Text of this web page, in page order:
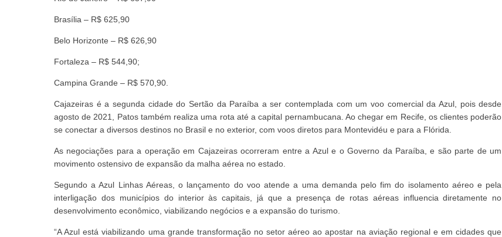
Brasília – R$ 625,90
Belo Horizonte – R$ 626,90
Fortaleza – R$ 544,90;
Campina Grande – R$ 570,90.
Cajazeiras é a segunda cidade do Sertão da Paraíba a ser contemplada com um voo comercial da Azul, pois desde
agosto de 2021, Patos também realiza uma rota até a capital pernambucana. Ao chegar em Recife, os clientes poderão
se conectar a diversos destinos no Brasil e no exterior, com voos diretos para Montevidéu e para a Flórida.
As negociações para a operação em Cajazeiras ocorreram entre a Azul e o Governo da Paraíba, e são parte de um
movimento ostensivo de expansão da malha aérea no estado.
Segundo a Azul Linhas Aéreas, o lançamento do voo atende a uma demanda pelo fim do isolamento aéreo e pela
interligação dos municípios do interior às capitais, já que a presença de rotas aéreas influencia diretamente no
desenvolvimento econômico, viabilizando negócios e a expansão do turismo.
“A Azul está viabilizando uma grande transformação no setor aéreo ao apostar na aviação regional e em cidades que